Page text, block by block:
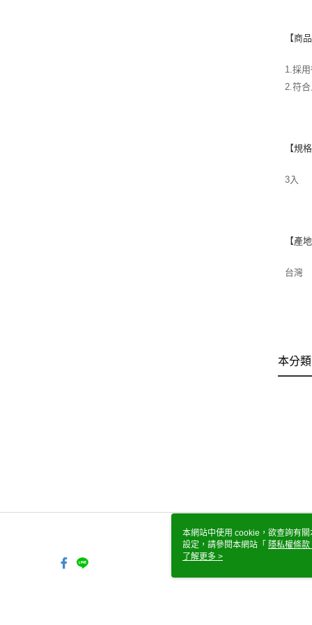
【商
1.採
2.符
【規
3入
【產
台灣
本分
本網站中使用 cookie，欲查詢有
設定，請參閱本網站「 隱私權條款
使用 cookie。
了解更多 >